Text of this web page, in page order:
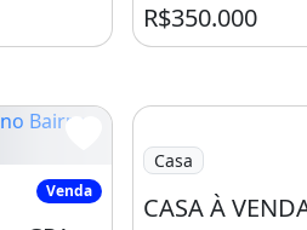
R$350.000
Bairro CPA 3 SETOR 5
Venda
Casa